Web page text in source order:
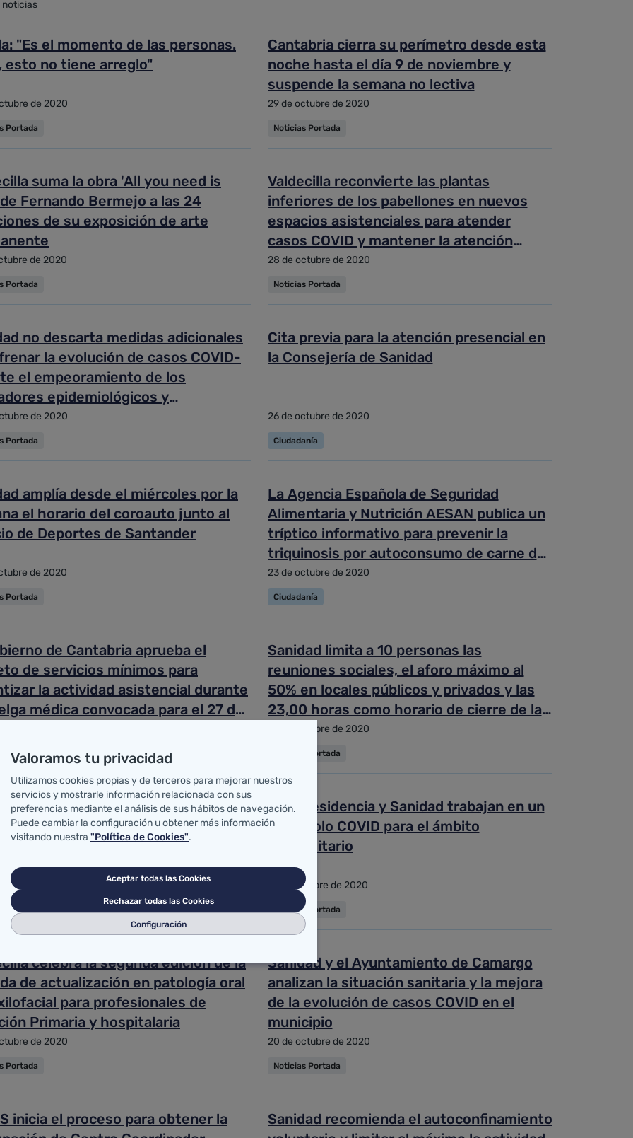
noticias
"Es el momento de las personas.
esto no tiene arreglo"
de 2020
Portada
Cantabria cierra su perímetro desde esta
noche hasta el día 9 de noviembre y
suspende la semana no lectiva
29 de octubre de 2020
Noticias Portada
suma la obra 'All you need is
Fernando Bermejo a las 24
de su exposición de arte
de 2020
Portada
Valdecilla reconvierte las plantas
inferiores de los pabellones en nuevos
espacios asistenciales para atender
casos COVID y mantener la atención
sanitaria del resto de pacientes
28 de octubre de 2020
Noticias Portada
no descarta medidas adicionales
la evolución de casos COVID-
el empeoramiento de los
epidemiológicos y
de 2020
Portada
Cita previa para la atención presencial en
la Consejería de Sanidad
26 de octubre de 2020
Ciudadanía
amplía desde el miércoles por la
el horario del coroauto junto al
de Deportes de Santander
de 2020
Portada
La Agencia Española de Seguridad
Alimentaria y Nutrición AESAN publica un
tríptico informativo para prevenir la
triquinosis por autoconsumo de carne de
jabalí
23 de octubre de 2020
Ciudadanía
de Cantabria aprueba el
de servicios mínimos para
la actividad asistencial durante
médica convocada para el 27 de
de 2020
Portada
Sanidad limita a 10 personas las
reuniones sociales, el aforo máximo al
50% en locales públicos y privados y las
23,00 horas como horario de cierre de la
hostelería
23 de octubre de 2020
Noticias Portada
y Valdecilla participan en un
que concluye que pacientes con
e hígado graso con inflamación
un mayor riesgo tras
con COVID-19
de 2020
Portada
Vicepresidencia y Sanidad trabajan en un
protocolo COVID para el ámbito
universitario
21 de octubre de 2020
Noticias Portada
celebra la segunda edición de la
de actualización en patología oral
para profesionales de
Primaria y hospitalaria
de 2020
Portada
Sanidad y el Ayuntamiento de Camargo
analizan la situación sanitaria y la mejora
de la evolución de casos COVID en el
municipio
20 de octubre de 2020
Noticias Portada
inicia el proceso para obtener la
Sanidad recomienda el autoconfinamiento
Valoramos tu privacidad
Utilizamos cookies propias y de terceros para mejorar nuestros
servicios y mostrarle información relacionada con sus
preferencias mediante el análisis de sus hábitos de navegación.
Puede cambiar la configuración u obtener más información
visitando nuestra "Política de Cookies".
Aceptar todas las Cookies
Rechazar todas las Cookies
Configuración